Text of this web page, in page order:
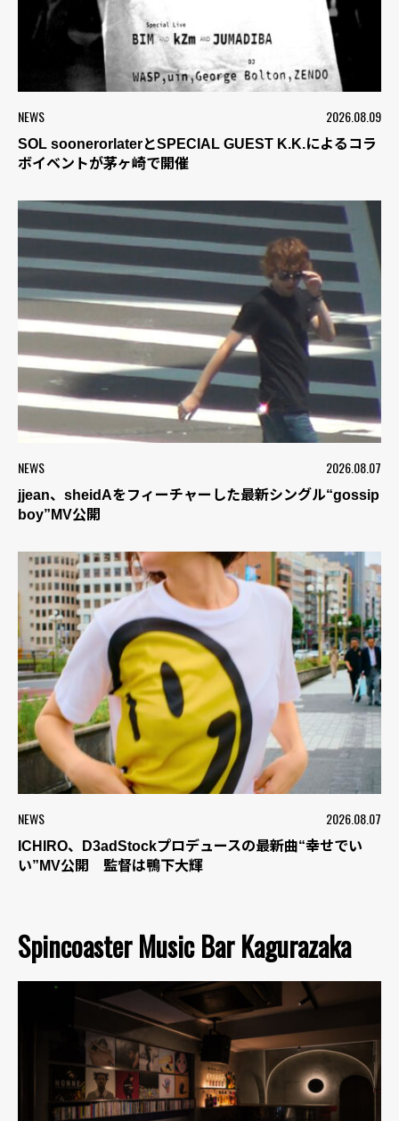
NEWS 2026.08.09
SOL soonerorlaterとSPECIAL GUEST K.K.によるコラ
ボイベントが茅ヶ崎で開催
NEWS 2026.08.07
jjean、sheidAをフィーチャーした最新シングル“gossip
boy”MV公開
NEWS 2026.08.07
ICHIRO、D3adStockプロデュースの最新曲“幸せでい
い”MV公開 監督は鴨下大輝
Spincoaster Music Bar Kagurazaka